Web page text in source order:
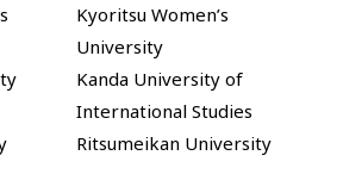
Kyoritsu Women’s
University
Kanda University of
International Studies
Ritsumeikan University